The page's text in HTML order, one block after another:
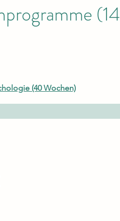
(40 Wochen)